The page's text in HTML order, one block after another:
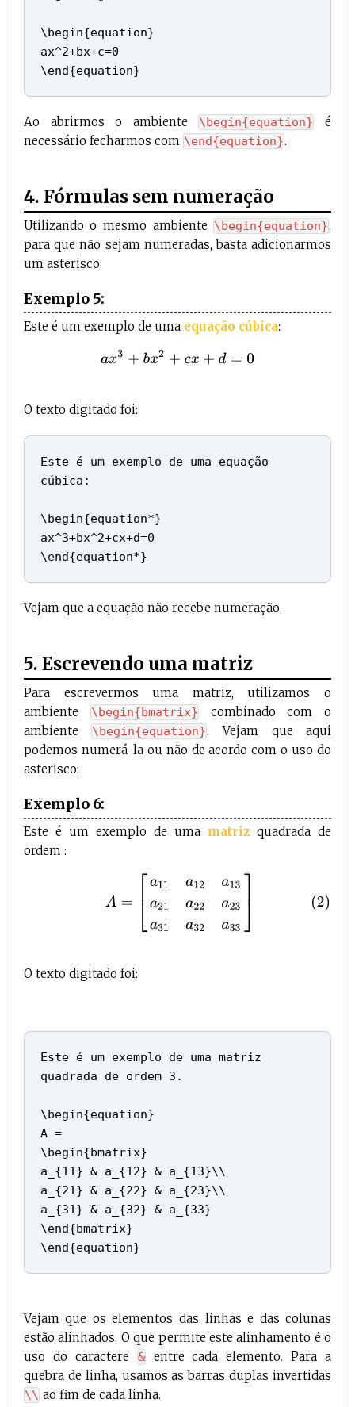
\begin{equation}
ax^2+bx+c=0
\end{equation}
Ao abrirmos o ambiente \begin{equation}
é
necessário fecharmos com \end{equation}.
4. Fórmulas sem numeração
Utilizando o mesmo ambiente \begin{equation},
para que não sejam numeradas, basta adicionarmos
um asterisco:
Exemplo 5:
Este é um exemplo de uma equação cúbica:
ax 3+bx2+ cx+ d= 0
O texto digitado foi:
Este é um exemplo de uma equação
cúbica:
\begin{equation*}
ax^3+bx^2+cx+d=0
\end{equation*}
Vejam que a equação não recebe numeração.
5. Escrevendo uma matriz
Para escrevermos uma matriz, utilizamos o
ambiente
\begin{bmatrix}
combinado com o
ambiente
\begin{equation}. Vejam que aqui
podemos numerá-la ou não de acordo com o uso do
asterisco:
Exemplo 6:
Este é um exemplo de uma matrizquadrada de
ordem :
a13a a22a 23a31
O texto digitado foi:
Este é um exemplo de uma matriz
quadrada de ordem 3.
\begin{equation}
A =
\begin{bmatrix}
a_{11} & a_{12} & a_{13}\\
a_{21} & a_{22} & a_{23}\\
a_{31} & a_{32} & a_{33}
\end{bmatrix}
\end{equation}
Vejam que os elementos das linhas e das colunas
estão alinhados. O que permite este alinhamento é o
uso do caractere
& entre cada elemento. Para a
quebra de linha, usamos as barras duplas invertidas
\\ ao fim de cada linha.